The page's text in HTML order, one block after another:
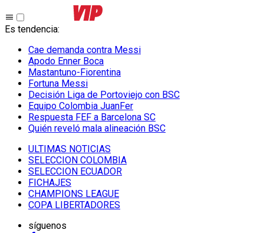
Es tendencia:
Cae demanda contra Messi
Apodo Enner Boca
Mastantuno-Fiorentina
Fortuna Messi
Decisión Liga de Portoviejo con BSC
Equipo Colombia JuanFer
Respuesta FEF a Barcelona SC
Quién reveló mala alineación BSC
ULTIMAS NOTICIAS
SELECCION COLOMBIA
SELECCION ECUADOR
FICHAJES
CHAMPIONS LEAGUE
COPA LIBERTADORES
síguenos